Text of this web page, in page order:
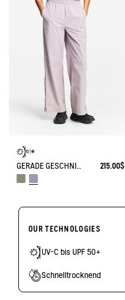
GERADE GESCHNITTENER SOLARPACK-HOSE MIT SEITLICHEM REISSVERSCHLUSS UV-C® DRY FAST TEXTILE® COOLTOUCH® 215.00$
OUR TECHNOLOGIES
UV-C bis UPF 50+
Schnelltrocknend